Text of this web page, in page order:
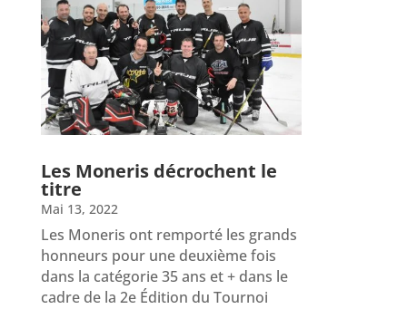
Les Moneris décrochent le
titre
Mai 13, 2022
Les Moneris ont remporté les grands
honneurs pour une deuxième fois
dans la catégorie 35 ans et + dans le
cadre de la 2e Édition du Tournoi